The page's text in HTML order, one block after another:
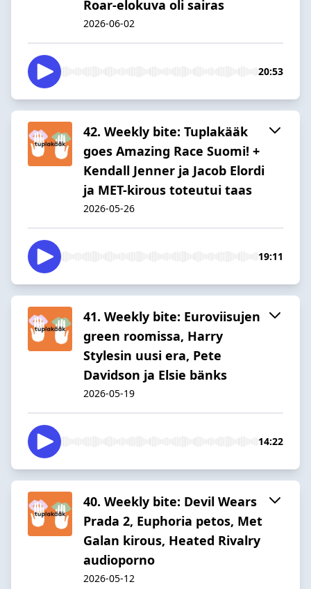
Roar-elokuva oli sairas
2026-06-02
20:53
42. Weekly bite: Tuplakääk
goes Amazing Race Suomi! +
Kendall Jenner ja Jacob Elordi
ja MET-kirous toteutui taas
2026-05-26
19:11
41. Weekly bite: Euroviisujen
green roomissa, Harry
Stylesin uusi era, Pete
Davidson ja Elsie bänks
2026-05-19
14:22
40. Weekly bite: Devil Wears
Prada 2, Euphoria petos, Met
Galan kirous, Heated Rivalry
audioporno
2026-05-12